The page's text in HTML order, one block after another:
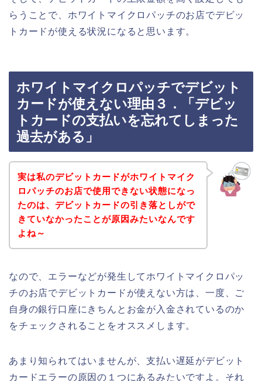
らうことで、ホワイトマイクロパッチのお店でデビッ
トカードが使える状況になると思います。
ホワイトマイクロパッチでデビット
カードが使えない理由３．「デビッ
トカードの支払いを忘れてしまった
過去がある」
実は私のデビットカードがホワイトマイク
ロパッチのお店で使用できない状態になっ
たのは、デビットカードの引き落としがで
きていなかったことが原因みたいなんです
よね～
なので、エラーなどが発生してホワイトマイクロパッ
チのお店でデビットカードが使えない方は、一度、ご
自身の銀行口座にきちんとお金が入金されているのか
をチェックされることをオススメします。
あまり知られてはいませんが、支払い遅延がデビット
カードエラーの原因の１つにあるみたいですよ。それ